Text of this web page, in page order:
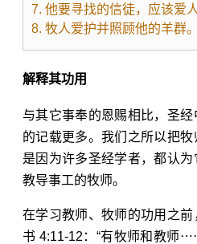
7. 他要寻找的信徒，应该爱
8. 牧人爱护并照顾他的羊群。
解释其功用
与其它事奉的恩赐相比，圣
的记载更多。我们之所以把牧
是因为许多圣经学者，都认
教导事工的牧师。
在学习教师、牧师的功用之前
书 4:11-12 ：“有牧师和教师